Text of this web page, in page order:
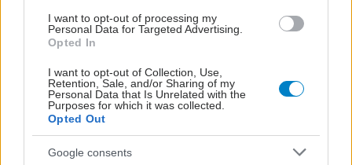
I want to opt-out of processing my
Personal Data for Targeted Advertising.
Opted In
I want to opt-out of Collection, Use,
Retention, Sale, and/or Sharing of my
Personal Data that Is Unrelated with the
Purposes for which it was collected.
Opted Out
Google consents
Φρούτα, σακχαρώδης διαβήτης και καλοκαίρι
Αδ. Γεωργιάδης στη Ρόδο: ''Σε ενάμιση χρόνο, το
νοσοκομείο θα είναι καινούργιο''- 'Αμεσα μέτρα
για την αντιμετώπιση των σοβαρών ελλείψεων
προσωπικού